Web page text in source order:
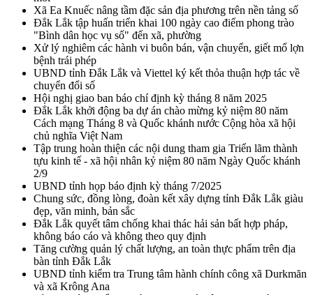
Xã Ea Knuếc nâng tầm đặc sản địa phương trên nền tảng số
Đắk Lắk tập huấn triển khai 100 ngày cao điểm phong trào
"Bình dân học vụ số" đến xã, phường
Xử lý nghiêm các hành vi buôn bán, vận chuyển, giết mổ lợn
bệnh trái phép
UBND tỉnh Đắk Lắk và Viettel ký kết thỏa thuận hợp tác về
chuyển đổi số
Hội nghị giao ban báo chí định kỳ tháng 8 năm 2025
Đắk Lắk khởi động ba dự án chào mừng kỷ niệm 80 năm
Cách mạng Tháng 8 và Quốc khánh nước Cộng hòa xã hội
chủ nghĩa Việt Nam
Tập trung hoàn thiện các nội dung tham gia Triển lãm thành
tựu kinh tế - xã hội nhân kỷ niệm 80 năm Ngày Quốc khánh
2/9
UBND tỉnh họp báo định kỳ tháng 7/2025
Chung sức, đồng lòng, đoàn kết xây dựng tỉnh Đắk Lắk giàu
đẹp, văn minh, bản sắc
Đắk Lắk quyết tâm chống khai thác hải sản bất hợp pháp,
không báo cáo và không theo quy định
Tăng cường quản lý chất lượng, an toàn thực phẩm trên địa
bàn tỉnh Đắk Lắk
UBND tỉnh kiểm tra Trung tâm hành chính công xã Durkmăn
và xã Krông Ana